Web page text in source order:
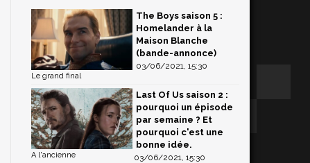
The Boys saison 5 :
Homelander à la
Maison Blanche
(bande-annonce)
03/06/2021, 15:30
Le grand final
Last Of Us saison 2 :
pourquoi un épisode
par semaine ? Et
pourquoi c'est une
bonne idée.
03/06/2021, 15:30
A l'ancienne